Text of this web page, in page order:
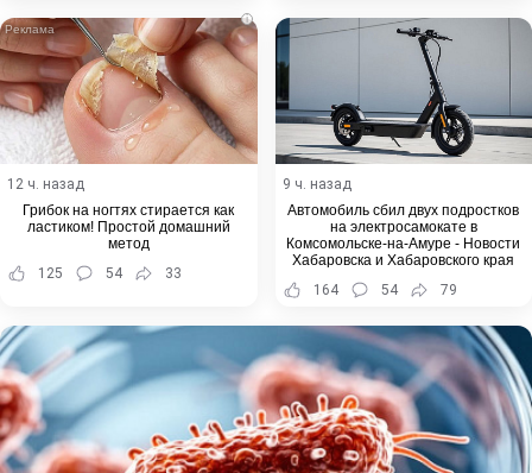
i
12 ч. назад
Грибок на ногтях стирается как
ластиком! Простой домашний
метод
125
54 33
9 ч. назад
Автомобиль сбил двух подростков
на электросамокате в
Комсомольске-на-Амуре - Новости
Хабаровска и Хабаровского края
164
54 79